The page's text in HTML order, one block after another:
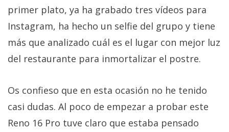
primer plato, ya ha grabado tres vídeos para
Instagram, ha hecho un selfie del grupo y tiene
más que analizado cuál es el lugar con mejor luz
del restaurante para inmortalizar el postre.
Os confieso que en esta ocasión no he tenido
casi dudas. Al poco de empezar a probar este
Reno 16 Pro tuve claro que estaba pensado